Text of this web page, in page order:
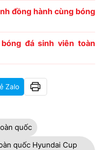
đồng hành cùng bóng
đá sinh viên toàn
Zalo
quốc
quốc Hyundai Cup